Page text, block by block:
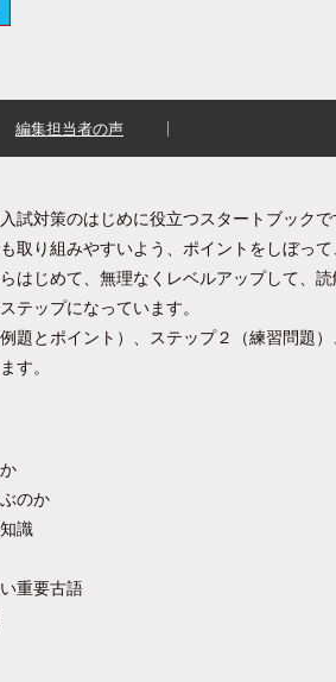
編集担当者の声
試対策のはじめに役立つスタートブックで
取り組みやすいよう、ポイントをしぼっ
はじめて、無理なくレベルアップして、読
テップになっています。
題とポイント）、ステップ２（練習問題
す。
のか
識
重要古語